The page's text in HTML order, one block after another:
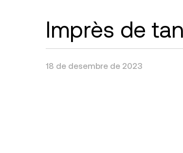
Imprès de
18 de desembre de 2023